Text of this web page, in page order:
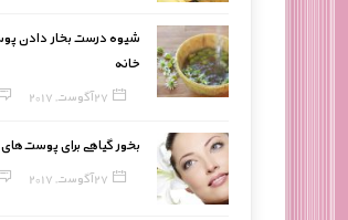
شیوه درست بخار دادن
خانه
27 آگوست, 2017
بخور گیاهی برای
27 آگوست, 2017